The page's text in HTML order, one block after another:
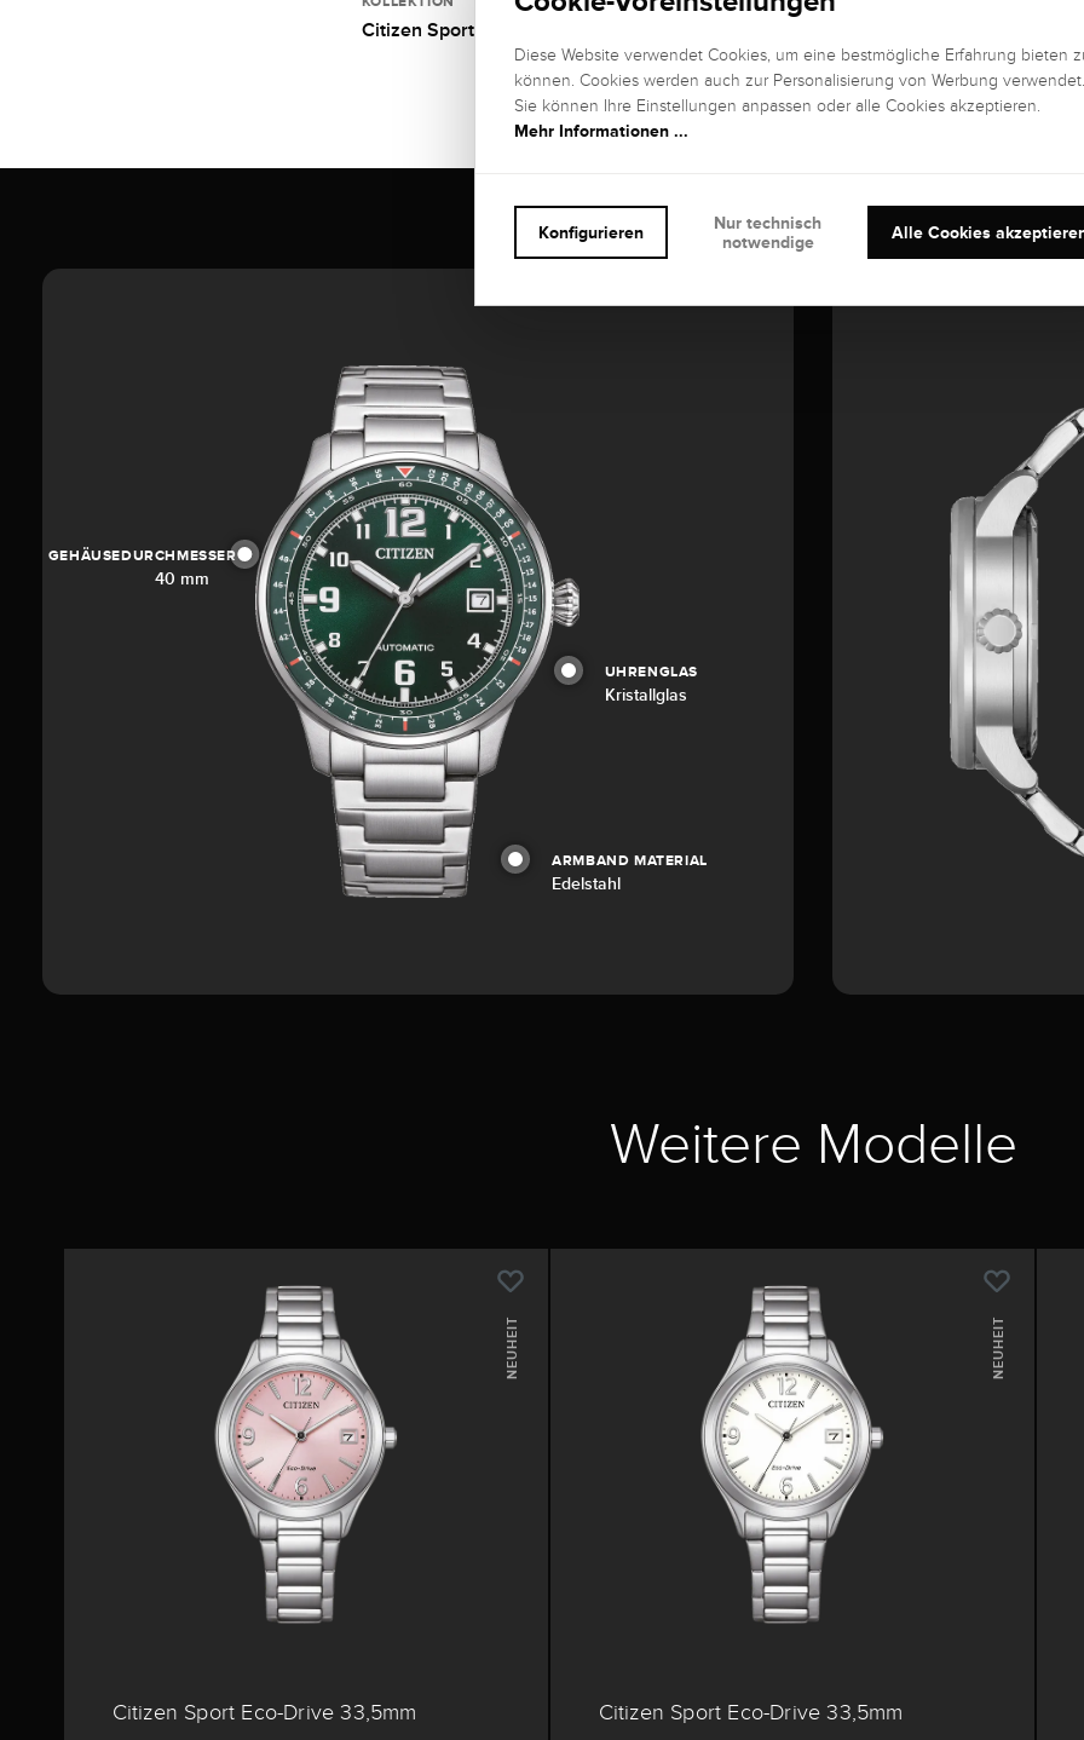
Citizen Sport
GEHÄUSEDURCHMESSER
40 mm
UHRENGLAS
Kristallglas
ARMBAND MATERIAL
Edelstahl
Weitere Modelle
NEUHEIT
Citizen Sport Eco-Drive 33,5mm
NEUHEIT
Citizen Sport Eco-Drive 33,5mm
Diese Website verwendet Cookies, um eine bestmögliche Erfahrung bieten
können. Cookies werden auch zur Personalisierung von Werbung verwendet.
Sie können Ihre Einstellungen anpassen oder alle Cookies akzeptieren.
Mehr Informationen ...
Alle Cookies
Konfigurieren
Nur technisch
notwendige